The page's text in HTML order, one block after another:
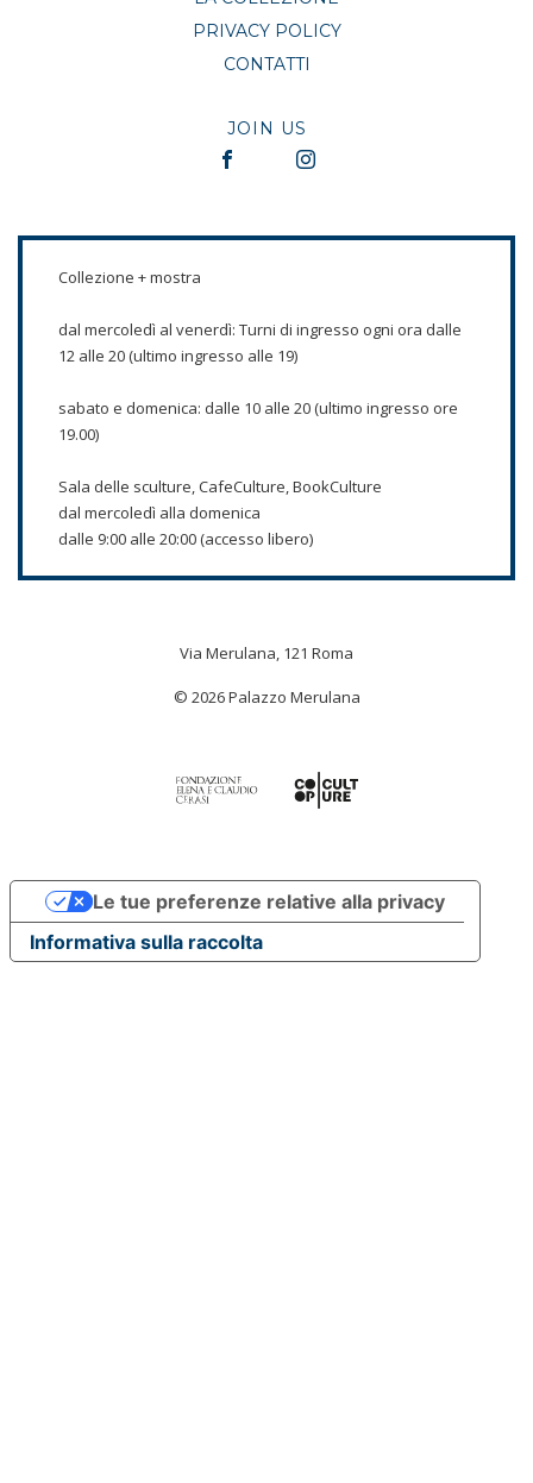
PRIVACY POLICY
CONTATTI
JOIN US
Collezione + mostra
dal mercoledì al venerdì: Turni di ingresso ogni ora dalle
12 alle 20 (ultimo ingresso alle 19)
sabato e domenica: dalle 10 alle 20 (ultimo ingresso ore
19.00)
Sala delle sculture, CafeCulture, BookCulture
dal mercoledì alla domenica
dalle 9:00 alle 20:00 (accesso libero)
Via Merulana, 121 Roma
© 2026 Palazzo Merulana
Informativa sulla raccolta
Le tue preferenze relative alla privacy